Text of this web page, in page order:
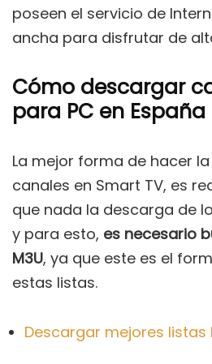
poseen el servicio de
ancha para disfrutar de
Cómo descargar
para PC en España
La mejor forma de hacer
canales en Smart TV, es
que nada la descarga de
y para esto, es necesario
M3U, ya que este es el
estas listas.
Descargar mejores listas